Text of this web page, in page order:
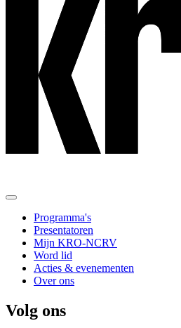
Programma's
Presentatoren
Mijn KRO-NCRV
Word lid
Acties & evenementen
Over ons
Volg ons